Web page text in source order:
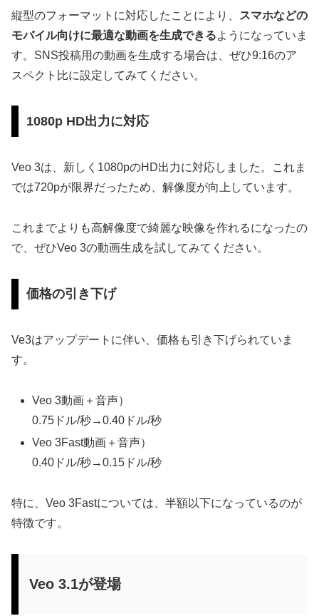
縦型のフォーマットに対応したことにより、
スマホなどの
モバイル向けに最適な動画を生成できるようになっていま
す。SNS投稿用の動画を生成する場合は、ぜひ9:16のア
スペクト比に設定してみてください。
1080p HD出力に対応
Veo 3は、新しく1080pのHD出力に対応しました。これま
では720pが限界だったため、解像度が向上しています。
これまでよりも高解像度で綺麗な映像を作れるになったの
で、ぜひVeo 3の動画生成を試してみてください。
価格の引き下げ
Ve3はアップデートに伴い、価格も引き下げられていま
す。
Veo 3動画＋音声）
0.75ドル/秒→0.40ドル/秒
Veo 3Fast動画＋音声）
0.40ドル/秒→0.15ドル/秒
特に、Veo 3Fastについては、半額以下になっているのが
特徴です。
Veo 3.1が登場